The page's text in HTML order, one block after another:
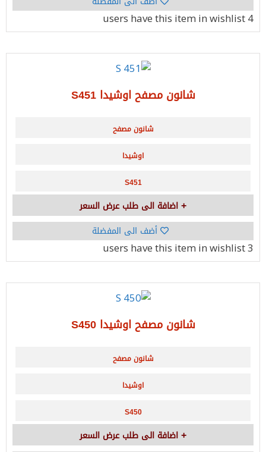
4 users
have this item in wishlist
شانون مصفح اوشيدا S451
شانون مصفح
اوشيدا
S451
اضافة الى طلب عرض السعر
أضف الى المفضلة
3 users
have this item in wishlist
شانون مصفح اوشيدا S450
شانون مصفح
اوشيدا
S450
اضافة الى طلب عرض السعر